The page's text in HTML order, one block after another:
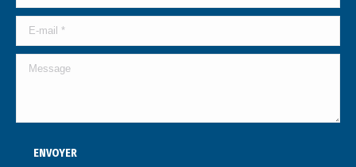
E-mail *
Message
ENVOYER